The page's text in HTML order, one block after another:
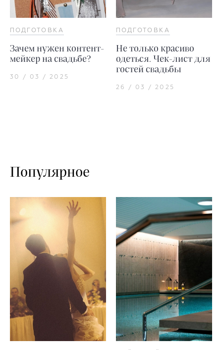
ПОДГОТОВКА
Зачем нужен контент-
мейкер на свадьбе?
30 / 03 / 2025
ПОДГОТОВКА
Не только красиво
одеться. Чек-лист для
гостей свадьбы
26 / 03 / 2025
Популярное